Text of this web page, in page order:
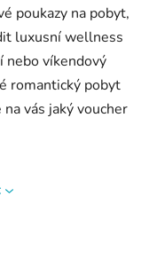
poukazy na pobyt,
luxusní wellness
nebo víkendový
romantický pobyt
vás jaký voucher